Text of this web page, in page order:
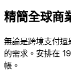
精簡全球商
無論是跨境支付還
的需求。安排在
帳。